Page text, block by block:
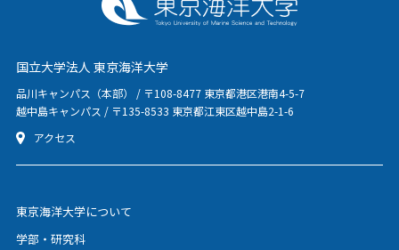
国立大学法人 東京海洋大学
品川キャンパス（本部） / 〒108-8477 東京都港区港南4-5-7
越中島キャンパス / 〒135-8533 東京都江東区越中島2-1-6
アクセス
東京海洋大学について
学部・研究科